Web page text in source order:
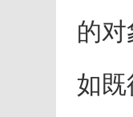
的
如